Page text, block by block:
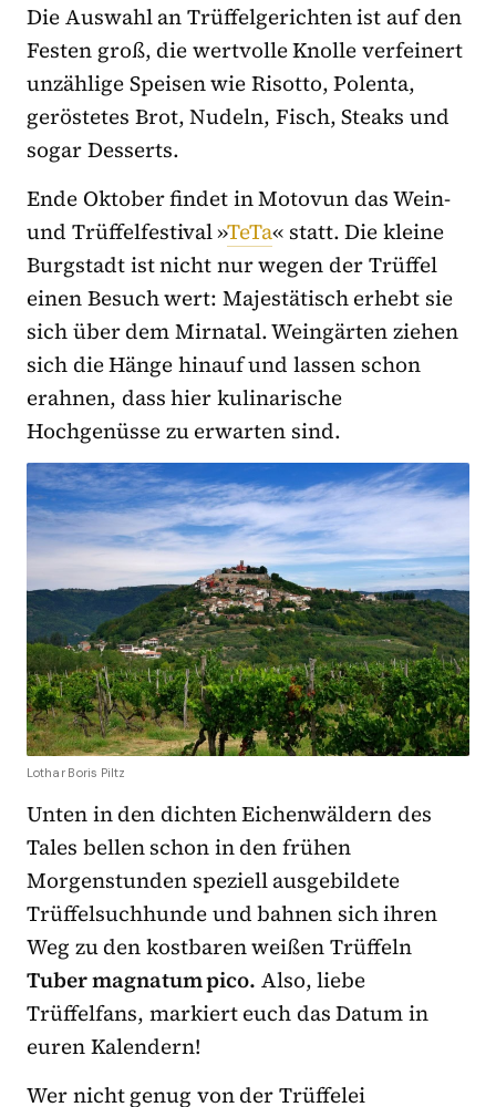
Die Auswahl an Trüffelgerichten ist auf den
Festen groß, die wertvolle Knolle verfeinert
unzählige Speisen wie Risotto, Polenta,
geröstetes Brot, Nudeln, Fisch, Steaks und
sogar Desserts.
Ende Oktober findet in Motovun das Wein-
und Trüffelfestival »TeTa« statt. Die kleine
Burgstadt ist nicht nur wegen der Trüffel
einen Besuch wert: Majestätisch erhebt sie
sich über dem Mirnatal. Weingärten ziehen
sich die Hänge hinauf und lassen schon
erahnen, dass hier kulinarische
Hochgenüsse zu erwarten sind.
Lothar Boris Piltz
Unten in den dichten Eichenwäldern des
Tales bellen schon in den frühen
Morgenstunden speziell ausgebildete
Trüffelsuchhunde und bahnen sich ihren
Weg zu den kostbaren weißen Trüffeln
Tuber magnatum pico. Also, liebe
Trüffelfans, markiert euch das Datum in
euren Kalendern!
Wer nicht genug von der Trüffelei